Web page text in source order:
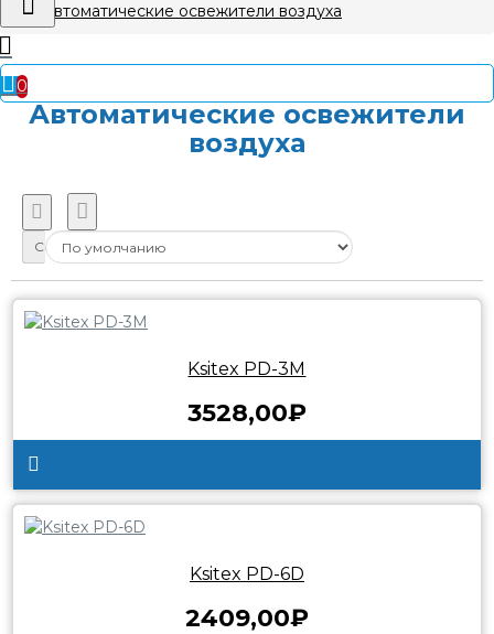
0
Автоматические освежители воздуха
Автоматические освежители
воздуха
Сортировка:
Ksitex PD-3М
3528,00₽
Ksitex PD-6D
2409,00₽